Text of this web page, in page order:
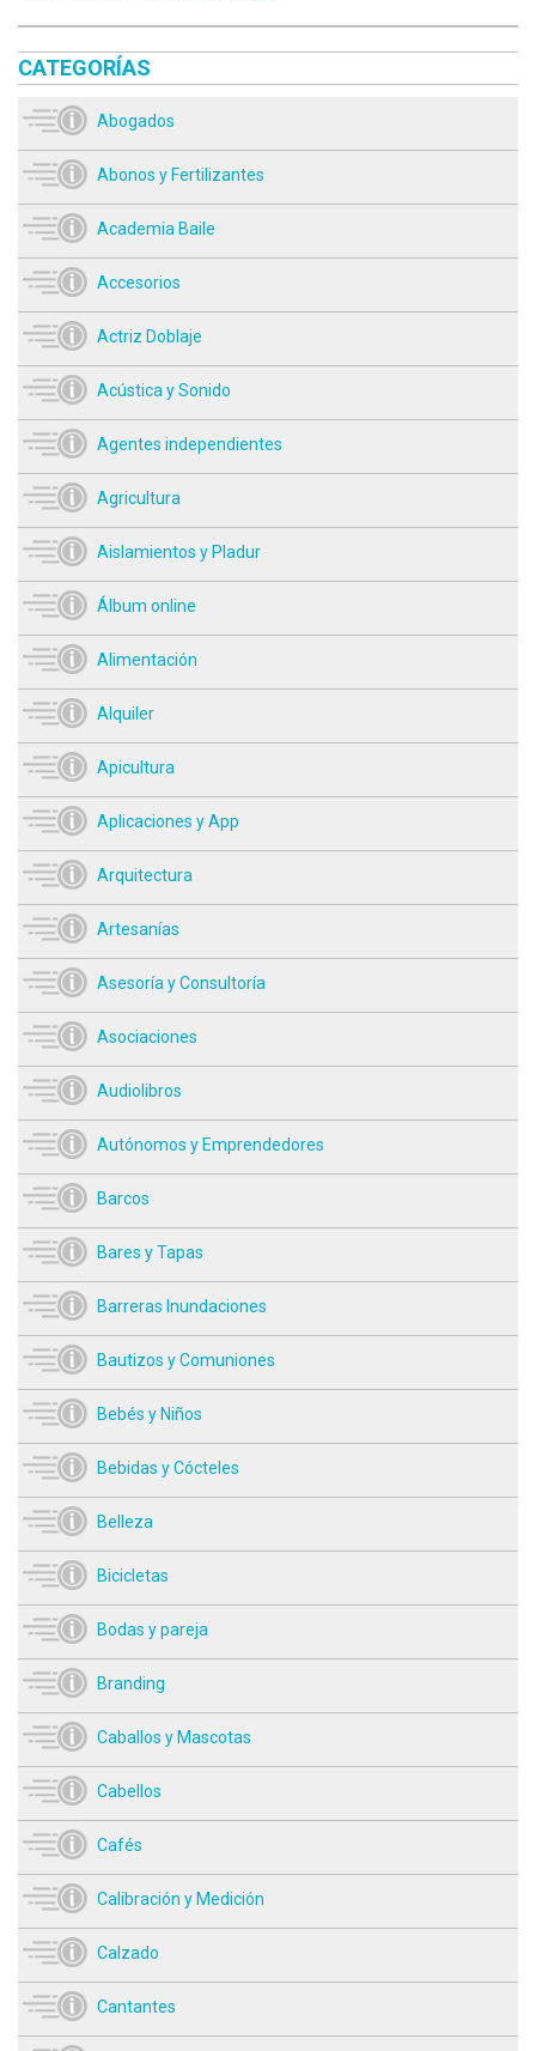
CATEGORÍAS
Abogados
Abonos y Fertilizantes
Academia Baile
Accesorios
Actriz Doblaje
Acústica y Sonido
Agentes independientes
Agricultura
Aislamientos y Pladur
Álbum online
Alimentación
Alquiler
Apicultura
Aplicaciones y App
Arquitectura
Artesanías
Asesoría y Consultoría
Asociaciones
Audiolibros
Autónomos y Emprendedores
Barcos
Bares y Tapas
Barreras Inundaciones
Bautizos y Comuniones
Bebés y Niños
Bebidas y Cócteles
Belleza
Bicicletas
Bodas y pareja
Branding
Caballos y Mascotas
Cabellos
Cafés
Calibración y Medición
Calzado
Cantantes